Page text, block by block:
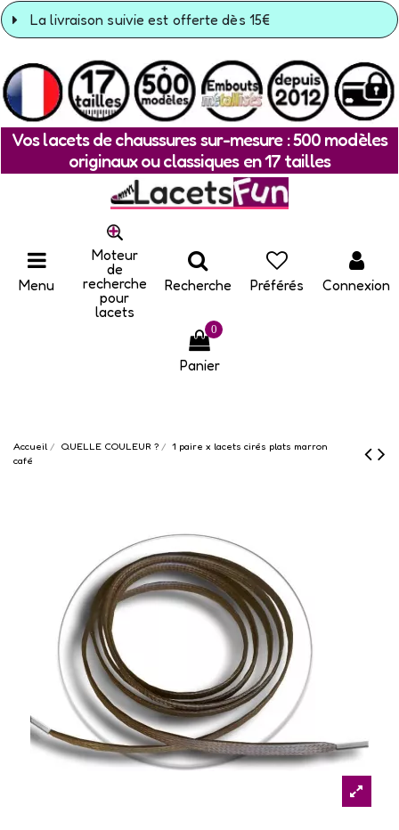
La livraison suivie est offerte dès 15€
Vos lacets de chaussures sur-mesure : 500 modèles
originaux ou classiques en 17 tailles
Menu
Moteur
de
recherche
pour
lacets
Recherche Préférés Connexion
0
Panier
Accueil QUELLE COULEUR ?
1 paire x lacets cirés plats marron
café